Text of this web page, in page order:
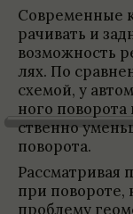
Современ­ные
ра­чи­вать и
возмож­ность
лях. По
схемой, у
ного
ственно
пово­рота.
Рас­смат­ри­вая
при пово­роте,
про­блему